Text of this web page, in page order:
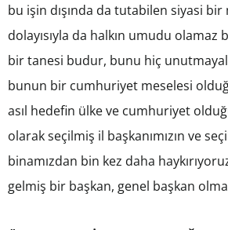
bu işin dışında da tutabilen siyasi
dolayısıyla da halkın umudu
bir tanesi budur, bunu hiç
bunun bir cumhuriyet meselesi
asıl hedefin ülke ve cumhuriyet
olarak seçilmiş il başkanımızın ve
binamızdan bin kez daha
gelmiş bir başkan, genel başkan